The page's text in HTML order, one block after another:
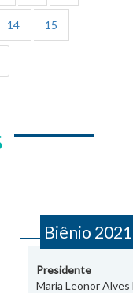
14 15
Biênio
Presidente
Maria Leonor Alves